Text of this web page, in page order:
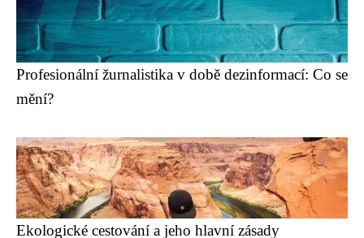
Profesionální žurnalistika v době dezinformací: Co se
mění?
Ekologické cestování a jeho hlavní zásady